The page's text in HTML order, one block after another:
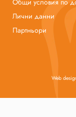
Общи условия по
Лични данни
Партньори
Web